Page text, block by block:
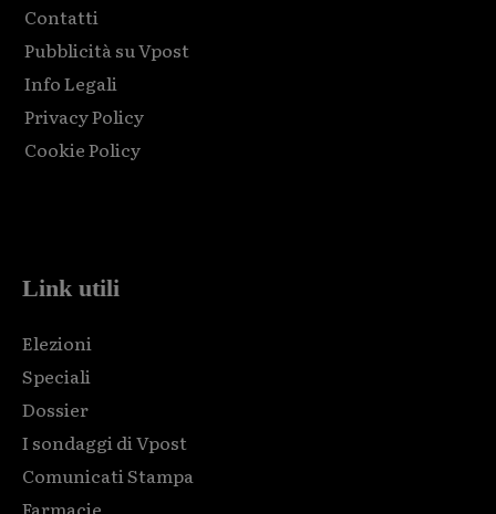
Contatti
Pubblicità su Vpost
Info Legali
Privacy Policy
Cookie Policy
Link utili
Elezioni
Speciali
Dossier
I sondaggi di Vpost
Comunicati Stampa
Farmacie